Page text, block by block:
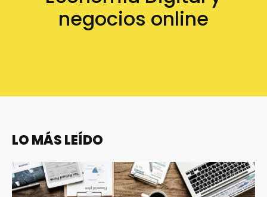
negocios online
LO MÁS LEÍDO